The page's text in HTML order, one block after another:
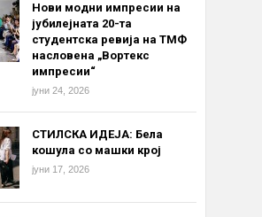
Нови модни импресии на
јубилејната 20-та
студентска ревија на ТМФ
насловена „Вортекс
импресии“
јуни 24, 2026
СТИЛСКА ИДЕЈА: Бела
кошула со машки крој
јуни 17, 2026